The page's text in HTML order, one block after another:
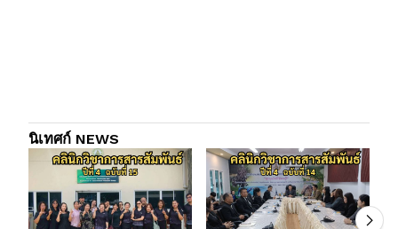
นิเทศก์ NEWS